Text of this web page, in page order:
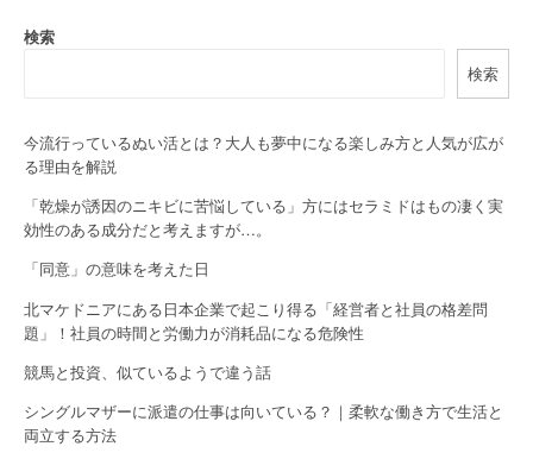
a
i
g
a
i
o
n
検索
検索
今流行っているぬい活とは？大人も夢中になる楽しみ方と人気が広が
る理由を解説
「乾燥が誘因のニキビに苦悩している」方にはセラミドはもの凄く実
効性のある成分だと考えますが…。
「同意」の意味を考えた日
北マケドニアにある日本企業で起こり得る「経営者と社員の格差問
題」！社員の時間と労働力が消耗品になる危険性
競馬と投資、似ているようで違う話
シングルマザーに派遣の仕事は向いている？｜柔軟な働き方で生活と
両立する方法